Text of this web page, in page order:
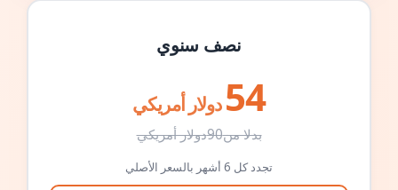
نصف سنوي
54 دولار أمريكي
بدلا من90دولار أمريكي
تجدد كل 6 أشهر بالسعر الأصلي